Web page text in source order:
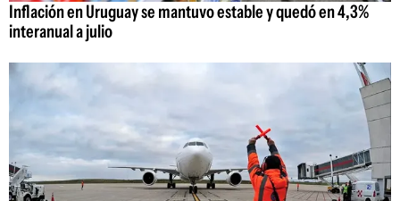
Inflación en Uruguay se mantuvo estable y quedó en 4,3%
interanual a julio